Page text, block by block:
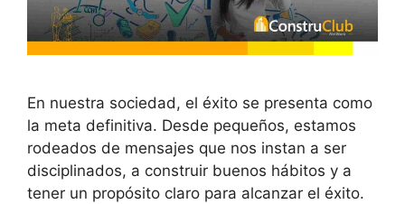
En nuestra sociedad, el éxito se presenta como
la meta definitiva. Desde pequeños, estamos
rodeados de mensajes que nos instan a ser
disciplinados, a construir buenos hábitos y a
tener un propósito claro para alcanzar el éxito.